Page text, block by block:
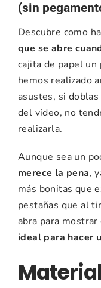
(sin
Descubre como
que se abre
cajita de papel un
hemos realizado
asustes, si
del vídeo, no
realizarla.
Aunque sea un
merece la pena,
más bonitas que
pestañas que al
abra para
ideal para hacer